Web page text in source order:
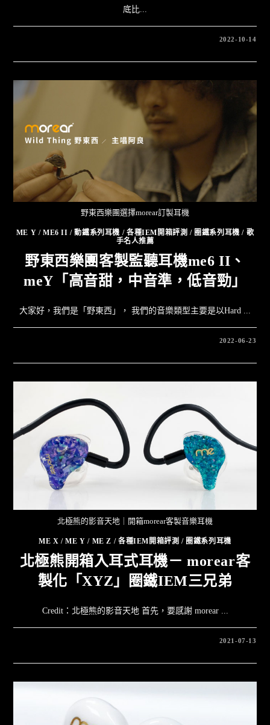
底比...
2022-10-14
野東西樂團選擇morear訂製耳機
ME Y /ME6 II /動鐵系列耳機 / 各種IEM開箱評測 / 圈鐵系列耳機 / 歌
手名人推薦
野東西樂團客製監聽耳機me6 II、
meY「高音甜，中音準，低音勁」
大家好，我們是「野東西」， 我們的音樂類型主要是以Hard ...
2022-06-23
北極熊的影音天地｜開箱morear客製音樂耳機
ME X /ME Y / ME Z / 各種IEM開箱評測 / 圈鐵系列耳機
北極熊開箱入耳式耳機－ morear客
製化「XYZ」圈鐵IEM三兄弟
Credit：北極熊的影音天地 首先，要感謝 morear ...
2021-07-13